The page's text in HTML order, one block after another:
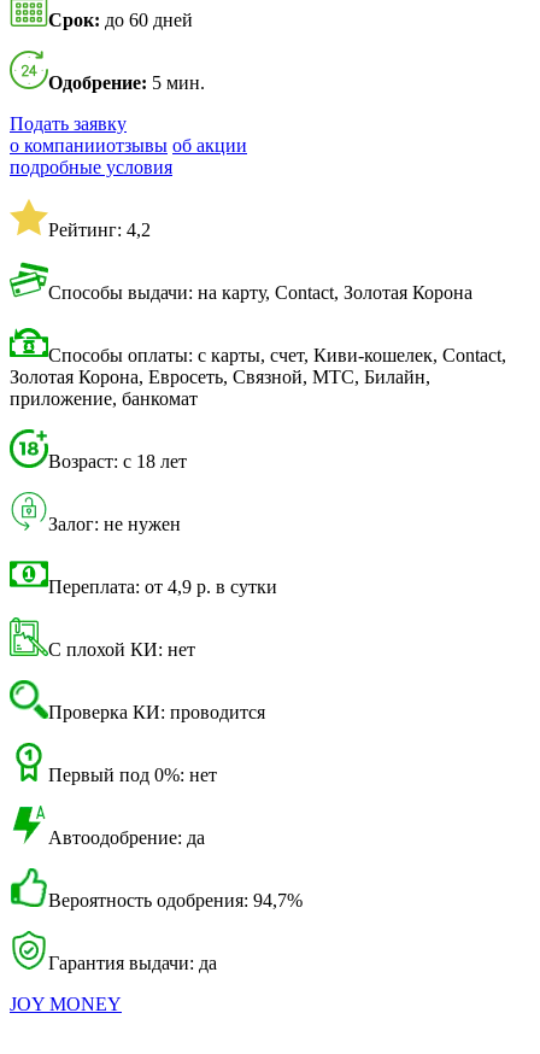
Срок: до 60 дней
Одобрение: 5 мин.
Подать заявку
о компанииотзывы об акции
подробные условия
Рейтинг: 4,2
Способы выдачи: на карту, Contact, Золотая Корона
Способы оплаты: с карты, счет, Киви-кошелек, Contact,
Золотая Корона, Евросеть, Связной, МТС, Билайн,
приложение, банкомат
Возраст: с 18 лет
Залог: не нужен
Переплата: от 4,9 р. в сутки
С плохой КИ: нет
Проверка КИ: проводится
Первый под 0%: нет
Автоодобрение: да
Вероятность одобрения: 94,7%
Гарантия выдачи: да
JOY MONEY